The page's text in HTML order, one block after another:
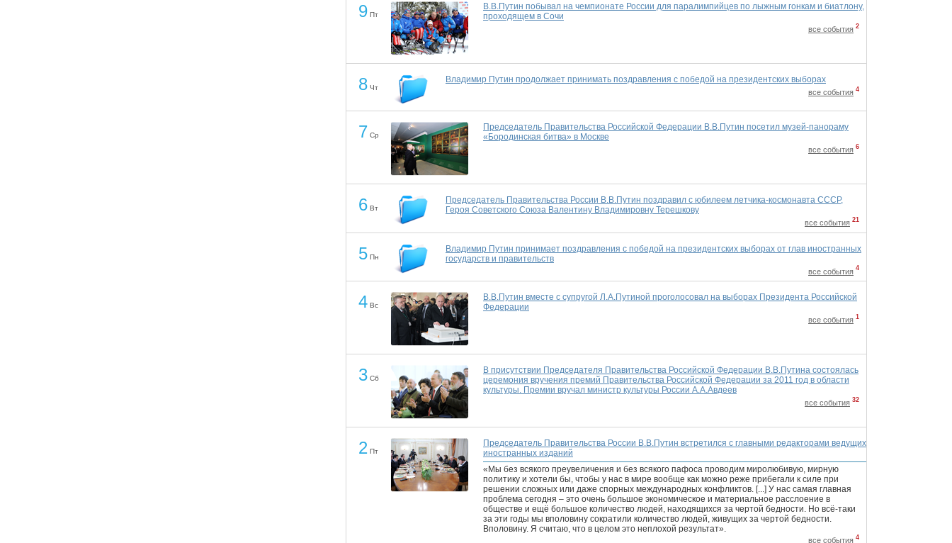
9 Пт
В.В.Путин побывал на чемпионате России для паралимпийцев по лыжным гонкам и биатлону,
проходящем в Сочи
все события 2
8 Чт
Владимир Путин продолжает принимать поздравления с победой на президентских выборах
все события 4
7 Ср
Председатель Правительства Российской Федерации В.В.Путин посетил музей-панораму
«Бородинская битва» в Москве
все события 6
6 Вт
Председатель Правительства России В.В.Путин поздравил с юбилеем летчика-космонавта СССР,
Героя Советского Союза Валентину Владимировну Терешкову
все события 21
5Пн
Владимир Путин принимает поздравления с победой на президентских выборах от глав иностранных
государств и правительств
все события 4
4 Вс
В.В.Путин вместе с супругой Л.А.Путиной проголосовал на выборах Президента Российской
Федерации
все события 1
3Сб
В присутствии Председателя Правительства Российской Федерации В.В.Путина состоялась
церемония вручения премий Правительства Российской Федерации за 2011 год в области
культуры. Премии вручал министр культуры России А.А.Авдеев
все события 32
2 Пт
Председатель Правительства России В.В.Путин встретился с главными редакторами ведущих
иностранных изданий
«Мы без всякого преувеличения и без всякого пафоса проводим миролюбивую, мирную
политику и хотели бы, чтобы у нас в мире вообще как можно реже прибегали к силе при
решении сложных или даже спорных международных конфликтов. [...] У нас самая главная
проблема сегодня – это очень большое экономическое и материальное расслоение в
обществе и ещё большое количество людей, находящихся за чертой бедности. Но всё-таки
за эти годы мы вполовину сократили количество людей, живущих за чертой бедности.
Вполовину. Я считаю, что в целом это неплохой результат».
все события 4